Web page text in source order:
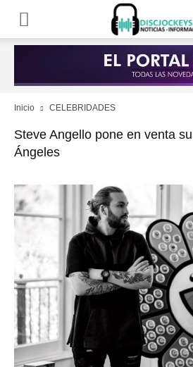
Inicio CELEBRIDADES
Steve Angello pone en venta
Ángeles